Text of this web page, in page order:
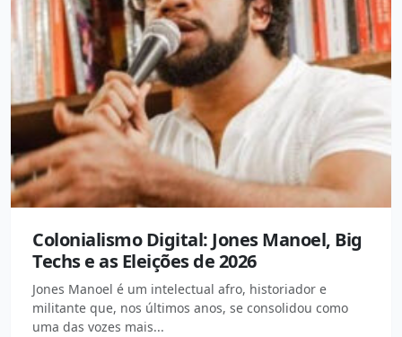
Colonialismo Digital: Jones Manoel, Big
Techs e as Eleições de 2026
Jones Manoel é um intelectual afro, historiador e
militante que, nos últimos anos, se consolidou como
uma das vozes mais...